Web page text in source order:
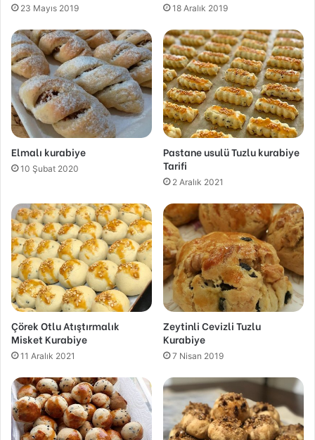
23 Mayıs 2019 18 Aralık 2019
Elmalı kurabiye
10 Şubat 2020
Pastane usulü Tuzlu kurabiye
Tarifi
2 Aralık 2021
Çörek Otlu Atıştırmalık
Misket Kurabiye
11 Aralık 2021
Zeytinli Cevizli Tuzlu
Kurabiye
7 Nisan 2019